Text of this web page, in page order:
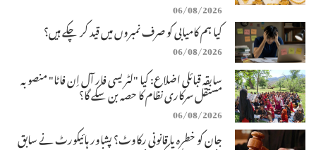
06/08/2026
کیا ہم کامیابی کو صرف نمبروں میں قید کر چکے ہیں؟
06/08/2026
سابقہ قبائلی اضلاع: کیا "لٹریسی فار آل اِن فاٹا" منصوبہ
مستقل سرکاری نظام کا حصہ بن سکے گا؟
06/08/2026
جان کو خطرہ یا قانونی رکاوٹ؟ پشاور ہائیکورٹ نے سابق